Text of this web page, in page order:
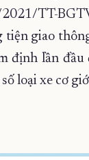
TT-
giao
định lần
loại xe cơ